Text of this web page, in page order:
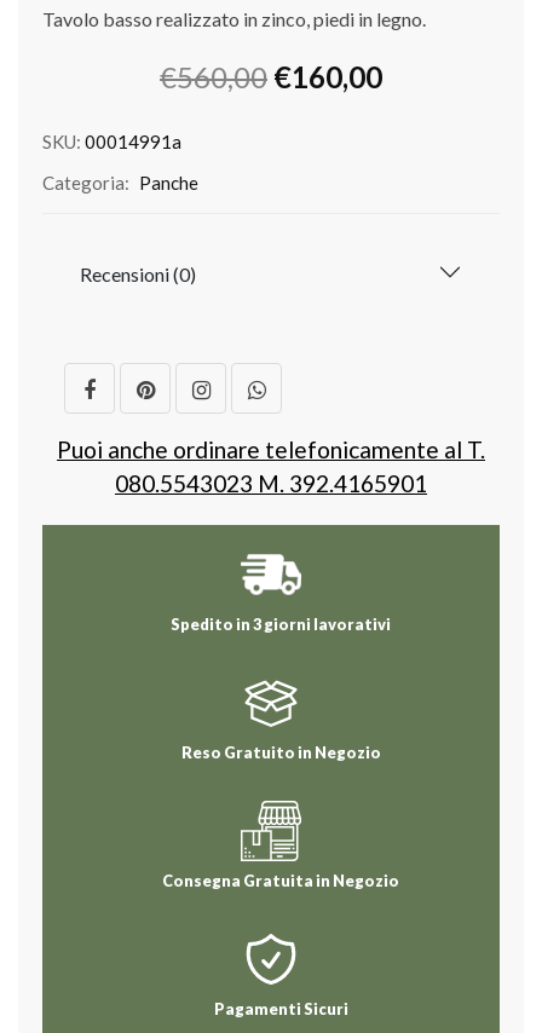
Tavolo basso realizzato in zinco, piedi in legno.
€560,00 Il
€160,00Il
SKU: 00014991a
Categoria: Panche
Recensioni (0)
Puoi anche ordinare telefonicamente al T.
080.5543023 M. 392.4165901
Spedito in 3 giorni lavorativi
Reso Gratuito in Negozio
Consegna Gratuita in Negozio
Pagamenti Sicuri